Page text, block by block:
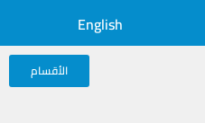
English
الأقسام